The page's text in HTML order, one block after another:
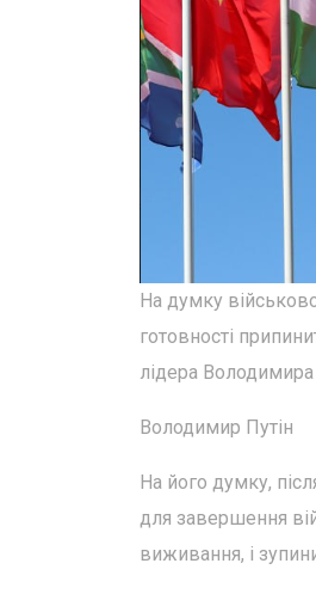
На думку
готовності
лідера Володимира
Володимир Путін
На його думку,
для завершення
виживання, і